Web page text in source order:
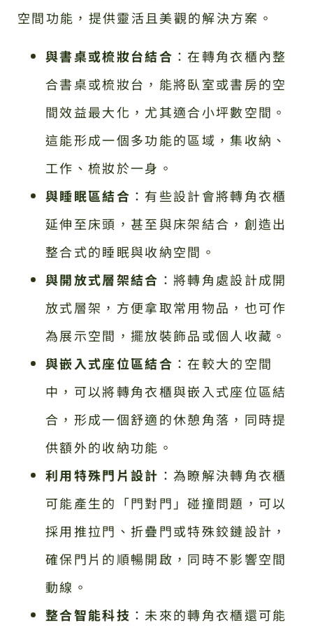
空間功能，提供靈活且美觀的解決方案。
與書桌或梳妝台結合 ：在轉角衣櫃內整
合書桌或梳妝台，能將臥室或書房的空
間效益最大化，尤其適合小坪數空間。
這能形成一個多功能的區域，集收納、
工作、梳妝於一身。
與睡眠區結合 ：有些設計會將轉角衣櫃
延伸至床頭，甚至與床架結合，創造出
整合式的睡眠與收納空間。
與開放式層架結合 ：將轉角處設計成開
放式層架，方便拿取常用物品，也可作
為展示空間，擺放裝飾品或個人收藏。
與嵌入式座位區結合 ：在較大的空間
中，可以將轉角衣櫃與嵌入式座位區結
合，形成一個舒適的休憩角落，同時提
供額外的收納功能。
利用特殊門片設計 ：為瞭解決轉角衣櫃
可能產生的「門對門」碰撞問題，可以
採用推拉門、折疊門或特殊鉸鏈設計，
確保門片的順暢開啟，同時不影響空間
動線。
整合智能科技 ：未來的轉角衣櫃還可能